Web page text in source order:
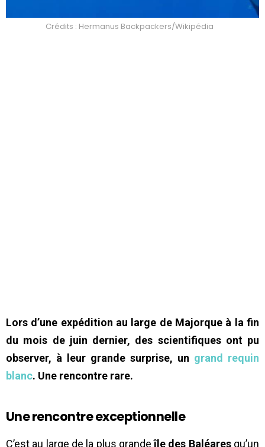
Crédits : Hermanus Backpackers/Wikipédia
Lors d’une expédition au large de Majorque à la fin
du mois de juin dernier, des scientifiques ont pu
observer, à leur grande surprise, un grand requin
blanc. Une rencontre rare.
Une rencontre exceptionnelle
C’est au large de la plus grandeîle des Baléaresqu’un